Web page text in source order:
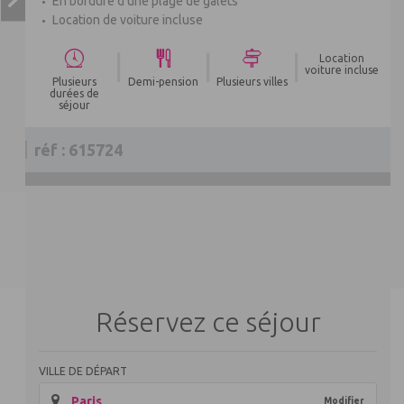
Location de voiture incluse
Plusieurs
durées de
séjour
Demi-pension Plusieurs villes
Location
voiture incluse
réf : 615724
Réservez ce séjour
VILLE DE DÉPART
Modifier